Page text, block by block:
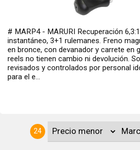
6,3:1. Anti reverse
magnético, piñon y corona
en grafito. *Las cañas y
Son oportunamente
idóneo antes de empacar
#
24